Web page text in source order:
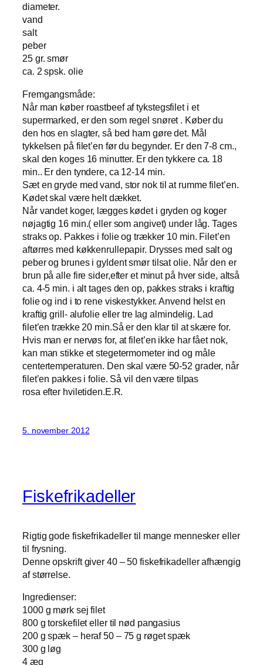
diameter.
vand
salt
peber
25 gr. smør
ca. 2 spsk. olie
Fremgangsmåde:
Når man køber roastbeef af tykstegsfilet i et
supermarked, er den som regel snøret . Køber du
den hos en slagter, så bed ham gøre det. Mål
tykkelsen på filet’en før du begynder. Er den 7-8 cm.,
skal den koges 16 minutter. Er den tykkere ca. 18
min.. Er den tyndere, ca 12-14 min.
Sæt en gryde med vand, stor nok til at rumme filet’en.
Kødet skal være helt dækket.
Når vandet koger, lægges kødet i gryden og koger
nøjagtig 16 min.( eller som angivet) under låg. Tages
straks op. Pakkes i folie og trækker 10 min. Filet’en
aftørres med køkkenrullepapir. Drysses med salt og
peber og brunes i gyldent smør tilsat olie. Når den er
brun på alle fire sider,efter et minut på hver side, altså
ca. 4-5 min. i alt tages den op, pakkes straks i kraftig
folie og ind i to rene viskestykker. Anvend helst en
kraftig grill- alufolie eller tre lag almindelig. Lad
filet’en trække 20 min.Så er den klar til at skære for.
Hvis man er nervøs for, at filet’en ikke har fået nok,
kan man stikke et stegetermometer ind og måle
centertemperaturen. Den skal være 50-52 grader, når
filet’en pakkes i folie. Så vil den være tilpas
rosa efter hviletiden.E.R.
5. november 2012
Fiskefrikadeller
Rigtig gode fiskefrikadeller til mange mennesker eller
til frysning.
Denne opskrift giver 40 – 50 fiskefrikadeller afhængig
af størrelse.
Ingredienser:
1000 g mørk sej filet
800 g torskefilet eller til nød pangasius
200 g spæk – heraf 50 – 75 g røget spæk
300 g løg
4 æg